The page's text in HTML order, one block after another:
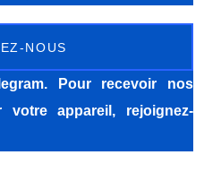
NOUS
Pour recevoir nos
votre appareil, rejoignez-